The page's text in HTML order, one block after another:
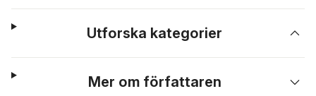
Utforska kategorier
Mer om författaren